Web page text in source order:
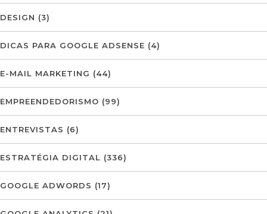
DESIGN (3)
DICAS PARA GOOGLE ADSENSE (4)
E-MAIL MARKETING (44)
EMPREENDEDORISMO (99)
ENTREVISTAS (6)
ESTRATÉGIA DIGITAL (336)
GOOGLE ADWORDS (17)